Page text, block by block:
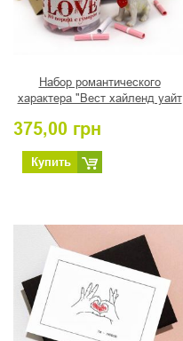
Набор романтического
характера "Вест хайленд уайт
375,00 грн
Купить